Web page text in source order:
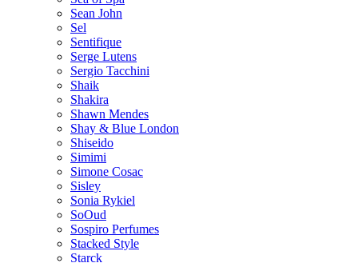
Sean John
Sel
Sentifique
Serge Lutens
Sergio Tacchini
Shaik
Shakira
Shawn Mendes
Shay & Blue London
Shiseido
Simimi
Simone Cosac
Sisley
Sonia Rykiel
SoOud
Sospiro Perfumes
Stacked Style
Starck